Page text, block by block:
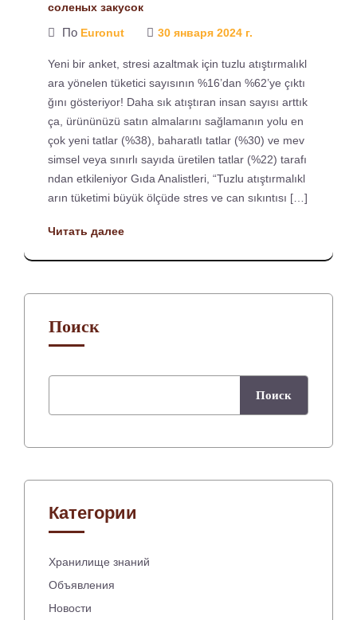
соленых закусок
По Euronut 30 января 2024 г.
Yeni bir anket, stresi azaltmak için tuzlu atıştırmalıkl
ara yönelen tüketici sayısının %16’dan %62’ye çıktı
ğını gösteriyor! Daha sık atıştıran insan sayısı arttık
ça, ürününüzü satın almalarını sağlamanın yolu en
çok yeni tatlar (%38), baharatlı tatlar (%30) ve mev
simsel veya sınırlı sayıda üretilen tatlar (%22) tarafı
ndan etkileniyor Gıda Analistleri, “Tuzlu atıştırmalıkl
arın tüketimi büyük ölçüde stres ve can sıkıntısı […]
Читать далее
Поиск
Поиск
Категории
Хранилище знаний
Объявления
Новости